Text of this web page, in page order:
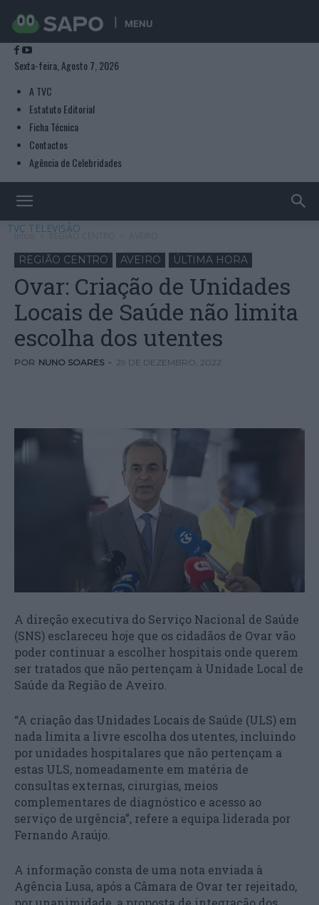
MENU
Sexta-feira, Agosto 7, 2026
A TVC
Estatuto Editorial
Ficha Técnica
Contactos
Agência de Celebridades
TVC TELEVISÃO
Início REGIÃO CENTRO
REGIÃO CENTRO AVEIRO ÚLTIMA HORA
Ovar: Criação de Unidades
Locais de Saúde não limita
escolha dos utentes
POR NUNO SOARES - 29 DE DEZEMBRO, 2022
A direção executiva do Serviço Nacional de Saúde
(SNS) esclareceu hoje que os cidadãos de Ovar vão
poder continuar a escolher hospitais onde querem
ser tratados que não pertençam à Unidade Local de
Saúde da Região de Aveiro.
“A criação das Unidades Locais de Saúde (ULS) em
nada limita a livre escolha dos utentes, incluindo
por unidades hospitalares que não pertençam a
estas ULS, nomeadamente em matéria de
consultas externas, cirurgias, meios
complementares de diagnóstico e acesso ao
serviço de urgência”, refere a equipa liderada por
Fernando Araújo.
A informação consta de uma nota enviada à
Agência Lusa, após a Câmara de Ovar ter rejeitado,